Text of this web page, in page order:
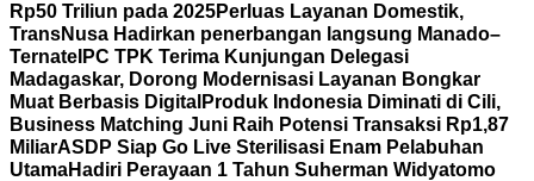
Rp50 Triliun pada 2025Perluas Layanan Domestik,
TransNusa Hadirkan penerbangan langsung Manado–
Ternate IPC TPK Terima Kunjungan Delegasi
Madagaskar, Dorong Modernisasi Layanan Bongkar
Muat Berbasis Digital Produk Indonesia Diminati di Cili,
Business Matching Juni Raih Potensi Transaksi Rp1,87
MiliarASDP Siap Go Live Sterilisasi Enam Pelabuhan
UtamaHadiri Perayaan 1 Tahun Suherman Widyatomo